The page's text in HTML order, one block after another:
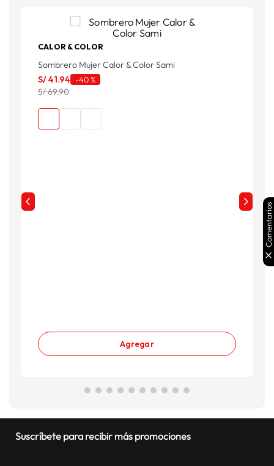
CALOR & COLOR
Sombrero Mujer Calor & Color Sami
S/41.94 -40 %
S/ 69.90
Agregar
Suscríbete para recibir más promociones
Comentarios